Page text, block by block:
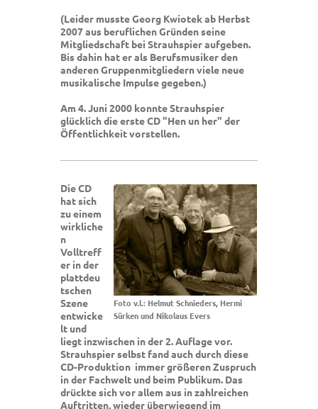
(Leider musste Georg Kwiotek ab Herbst
2007 aus beruflichen Gründen seine
Mitgliedschaft bei Strauhspier aufgeben.
Bis dahin hat er als Berufsmusiker den
anderen Gruppenmitgliedern viele neue
musikalische Impulse gegeben.)
Am 4. Juni 2000 konnte Strauhspier
glücklich die erste CD "Hen un her" der
Öffentlichkeit vorstellen.
Foto v.l.: Helmut Schnieders, Hermi
Sürken und Nikolaus Evers
Die CD
hat sich
zu einem
wirkliche
n
Volltreff
er in der
plattdeu
tschen
Szene
entwicke
lt und
liegt inzwischen in der 2. Auflage vor.
Strauhspier selbst fand auch durch diese
CD-Produktion immer größeren Zuspruch
in der Fachwelt und beim Publikum. Das
drückte sich vor allem aus in zahlreichen
Auftritten, wieder überwiegend im